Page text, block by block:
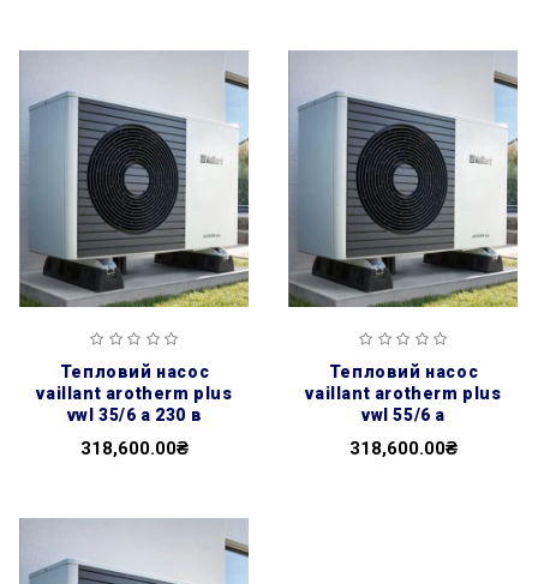
тепловий насос
vaillant arotherm plus
vwl 35/6 a 230 в
318,600.00₴
тепловий насос
vaillant arotherm plus
vwl 55/6 a
318,600.00₴